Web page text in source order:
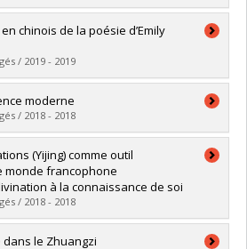
Papyrus
chinois de la poésie d’Emily
/ 2019 - 2019
Papyrus
moderne
/ 2018 - 2018
T.
Papyrus
(Yijing) comme outil
monde francophone
à la connaissance de soi
/ 2018 - 2018
François
le Zhuangzi